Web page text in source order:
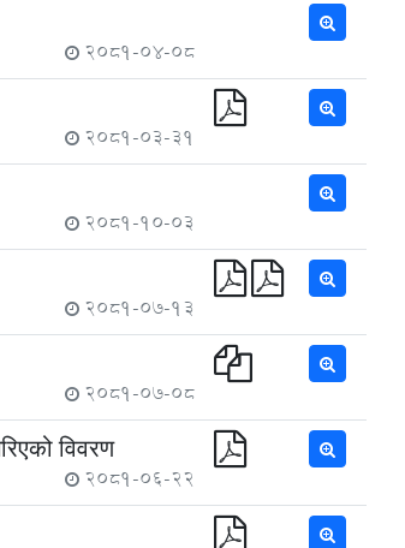
2081-04-08
2081-03-31
2081-10-03
2081-07-13
2081-07-08
विवरण
2081-06-22